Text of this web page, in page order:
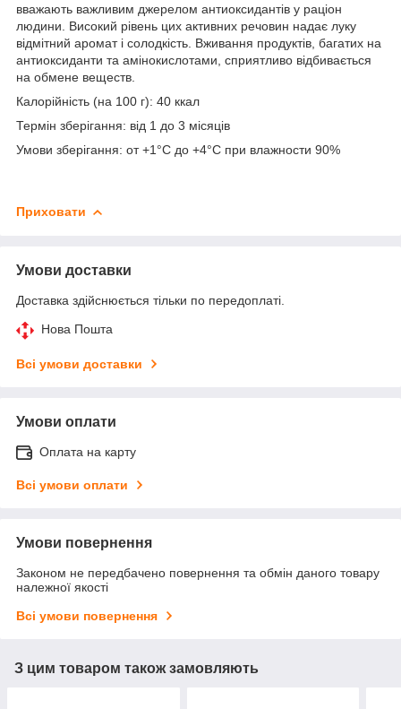
вважають важливим джерелом антиоксидантів у раціон
людини. Високий рівень цих активних речовин надає луку
відмітний аромат і солодкість. Вживання продуктів, багатих на
антиоксиданти та амінокислотами, сприятливо відбивається
на обмене веществ.
Калорійність (на 100 г): 40 ккал
Термін зберігання: від 1 до 3 місяців
Умови зберігання: от +1°C до +4°C при влажности 90%
Приховати
Умови доставки
Доставка здійснюється тільки по передоплаті.
Нова Пошта
Всі умови доставки
Умови оплати
Оплата на карту
Всі умови оплати
Умови повернення
Законом не передбачено повернення та обмін даного товару
належної якості
Всі умови повернення
З цим товаром також замовляють